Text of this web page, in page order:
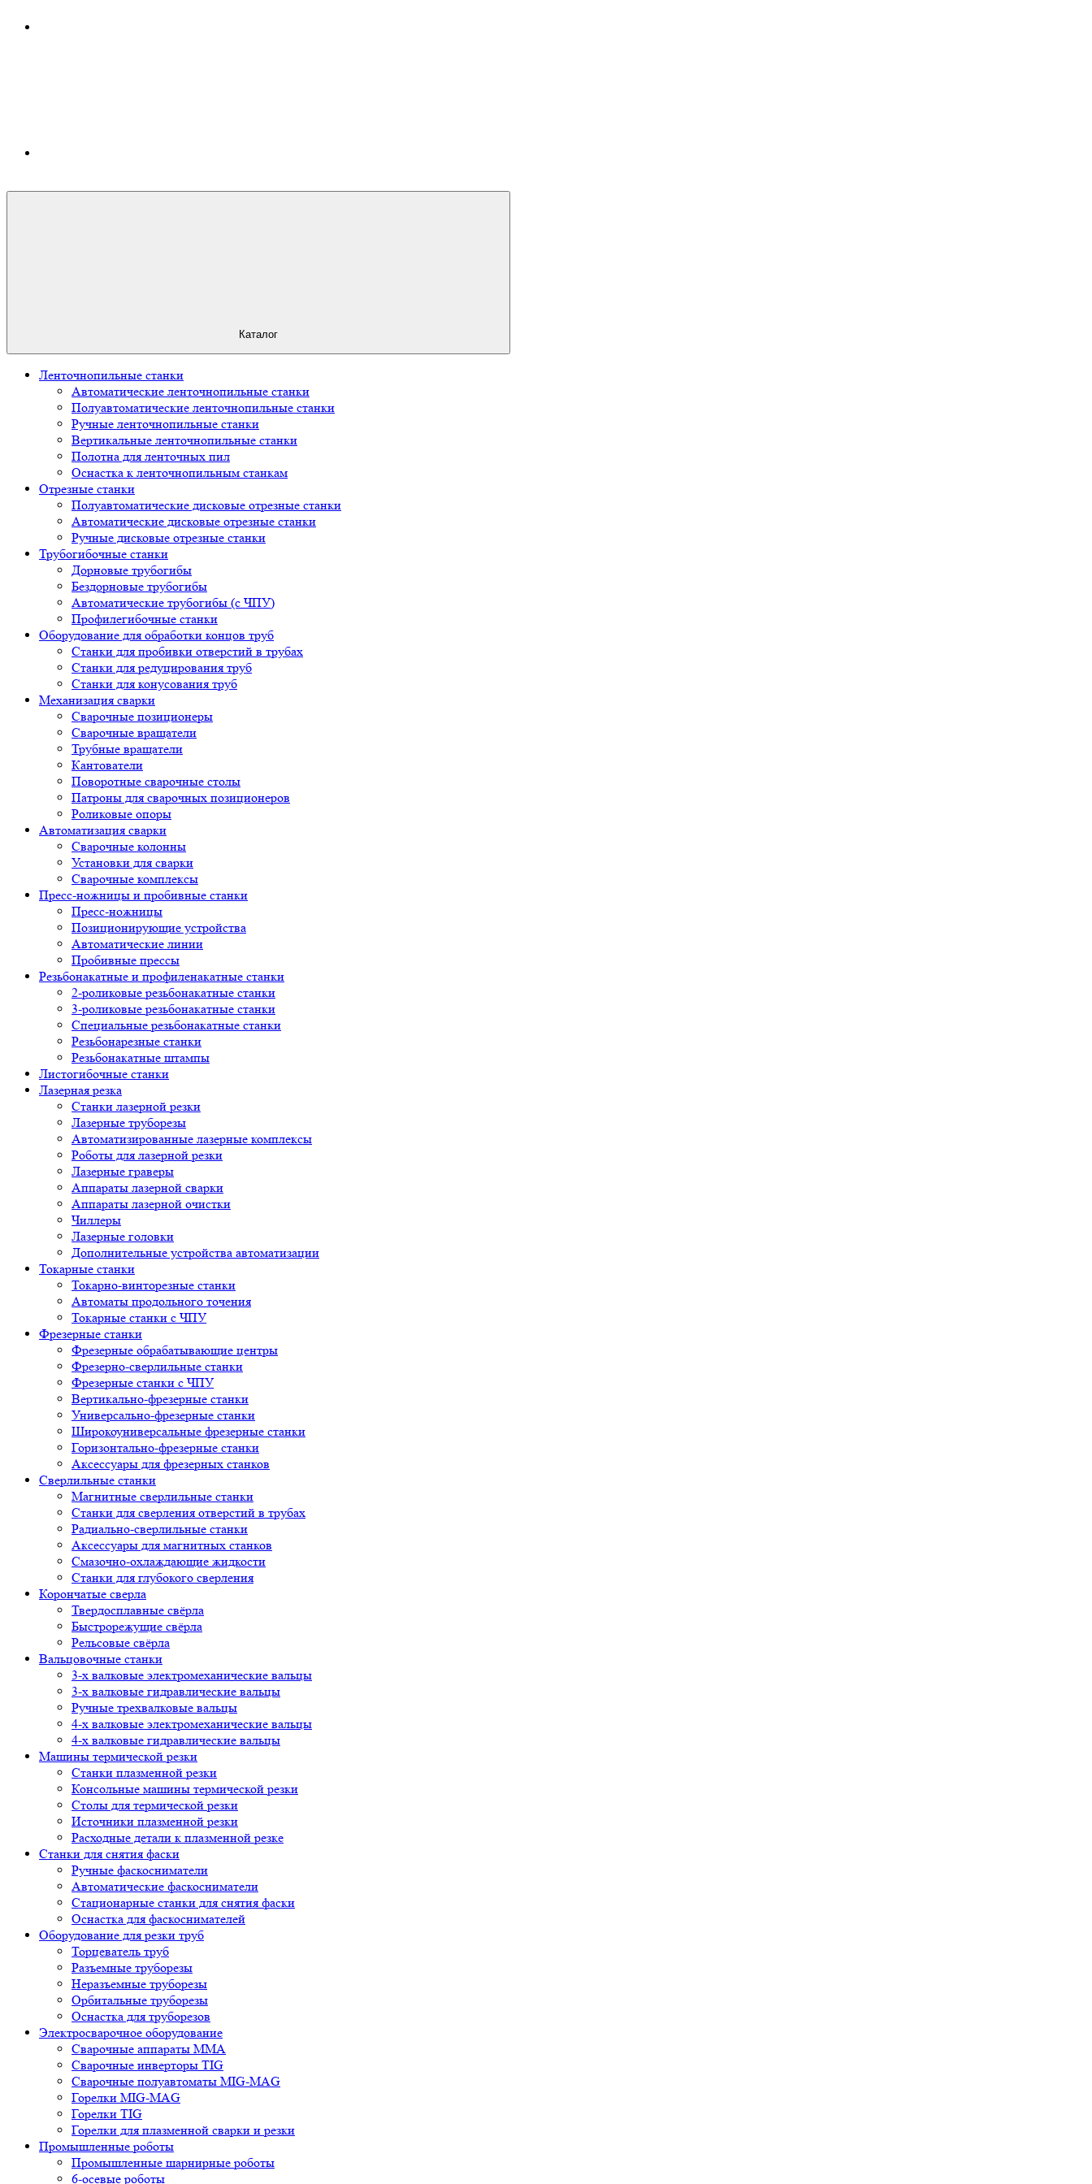
Каталог
Ленточнопильные станки
Автоматические ленточнопильные станки
Полуавтоматические ленточнопильные станки
Ручные ленточнопильные станки
Вертикальные ленточнопильные станки
Полотна для ленточных пил
Оснастка к ленточнопильным станкам
Отрезные станки
Полуавтоматические дисковые отрезные станки
Автоматические дисковые отрезные станки
Ручные дисковые отрезные станки
Трубогибочные станки
Дорновые трубогибы
Бездорновые трубогибы
Автоматические трубогибы (с ЧПУ)
Профилегибочные станки
Оборудование для обработки концов труб
Станки для пробивки отверстий в трубах
Станки для редуцирования труб
Станки для конусования труб
Механизация сварки
Сварочные позиционеры
Сварочные вращатели
Трубные вращатели
Кантователи
Поворотные сварочные столы
Патроны для сварочных позиционеров
Роликовые опоры
Автоматизация сварки
Сварочные колонны
Установки для сварки
Сварочные комплексы
Пресс-ножницы и пробивные станки
Пресс-ножницы
Позиционирующие устройства
Автоматические линии
Пробивные прессы
Резьбонакатные и профиленакатные станки
2-роликовые резьбонакатные станки
3-роликовые резьбонакатные станки
Специальные резьбонакатные станки
Резьбонарезные станки
Резьбонакатные штампы
Листогибочные станки
Лазерная резка
Станки лазерной резки
Лазерные труборезы
Автоматизированные лазерные комплексы
Роботы для лазерной резки
Лазерные граверы
Аппараты лазерной сварки
Аппараты лазерной очистки
Чиллеры
Лазерные головки
Дополнительные устройства автоматизации
Токарные станки
Токарно-винторезные станки
Автоматы продольного точения
Токарные станки с ЧПУ
Фрезерные станки
Фрезерные обрабатывающие центры
Фрезерно-сверлильные станки
Фрезерные станки с ЧПУ
Вертикально-фрезерные станки
Универсально-фрезерные станки
Широкоуниверсальные фрезерные станки
Горизонтально-фрезерные станки
Аксессуары для фрезерных станков
Сверлильные станки
Магнитные сверлильные станки
Станки для сверления отверстий в трубах
Радиально-сверлильные станки
Аксессуары для магнитных станков
Смазочно-охлаждающие жидкости
Станки для глубокого сверления
Корончатые сверла
Твердосплавные свёрла
Быстрорежущие свёрла
Рельсовые свёрла
Вальцовочные станки
3-х валковые электромеханические вальцы
3-х валковые гидравлические вальцы
Ручные трехвалковые вальцы
4-х валковые электромеханические вальцы
4-х валковые гидравлические вальцы
Машины термической резки
Станки плазменной резки
Консольные машины термической резки
Столы для термической резки
Источники плазменной резки
Расходные детали к плазменной резке
Станки для снятия фаски
Ручные фаскосниматели
Автоматические фаскосниматели
Стационарные станки для снятия фаски
Оснастка для фаскоснимателей
Оборудование для резки труб
Торцеватель труб
Разъемные труборезы
Неразъемные труборезы
Орбитальные труборезы
Оснастка для труборезов
Электросварочное оборудование
Сварочные аппараты MMA
Сварочные инверторы TIG
Сварочные полуавтоматы MIG-MAG
Горелки MIG-MAG
Горелки TIG
Горелки для плазменной сварки и резки
Промышленные роботы
Промышленные шарнирные роботы
6-осевые роботы